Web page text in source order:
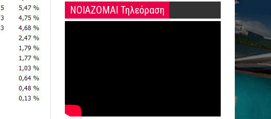
ΝΟΙΑΖΟΜΑΙ Τηλεόραση